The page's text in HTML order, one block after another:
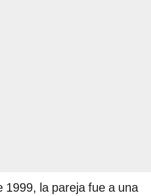
1999, la pareja fue a una